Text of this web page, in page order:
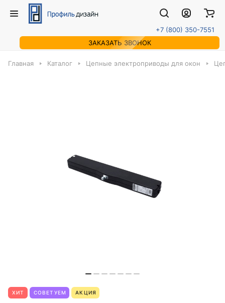
+7 (800) 350-7551
ЗАКАЗАТЬ ЗВОНОК
Главная Каталог Цепные электроприводы для окон
ХИТ СОВЕТУЕМ АКЦИЯ